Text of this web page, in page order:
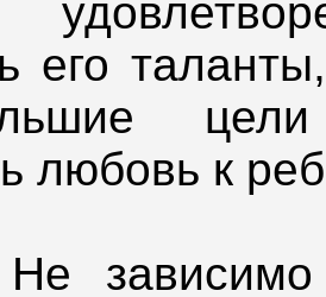
его
цели
любовь к
от